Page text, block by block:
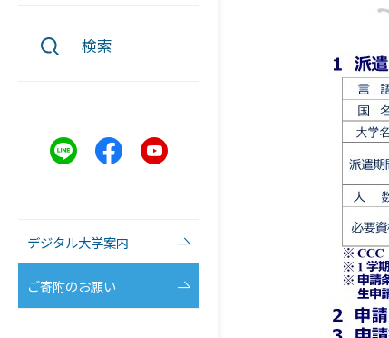
検索
デジタル大学案内
ご寄附のお願い